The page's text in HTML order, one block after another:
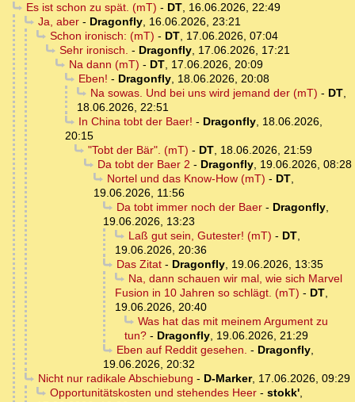
Es ist schon zu spät. (mT) - DT, 16.06.2026, 22:49
Ja, aber- Dragonfly, 16.06.2026, 23:21
Schon ironisch: (mT) - DT, 17.06.2026, 07:04
Sehr ironisch. - Dragonfly, 17.06.2026, 17:21
Na dann (mT) - DT, 17.06.2026, 20:09
Eben! - Dragonfly, 18.06.2026, 20:08
Na sowas. Und bei uns wird jemand der (mT) - DT,
18.06.2026, 22:51
In China tobt der Baer! - Dragonfly, 18.06.2026,
20:15
"Tobt der Bär". (mT) - DT, 18.06.2026, 21:59
Da tobt der Baer 2 - Dragonfly, 19.06.2026, 08:28
Nortel und das Know-How (mT) - DT,
19.06.2026, 11:56
Da tobt immer noch der Baer- Dragonfly,
19.06.2026, 13:23
Laß gut sein, Gutester! (mT) - DT,
19.06.2026, 20:36
Das Zitat- Dragonfly, 19.06.2026, 13:35
Na, dann schauen wir mal, wie sich Marvel
Fusion in 10 Jahren so schlägt. (mT) - DT,
19.06.2026, 20:40
Was hat das mit meinem Argument zu
tun? - Dragonfly, 19.06.2026, 21:29
Eben auf Reddit gesehen. - Dragonfly,
19.06.2026, 20:32
Nicht nur radikale Abschiebung - D-Marker, 17.06.2026, 09:29
Opportunitätskosten und stehendes Heer- stokk',